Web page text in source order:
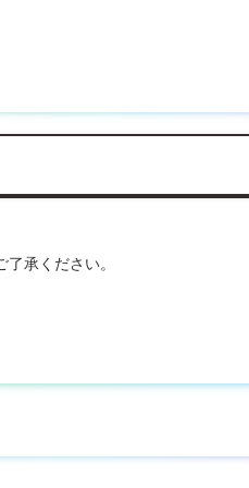
承ください。